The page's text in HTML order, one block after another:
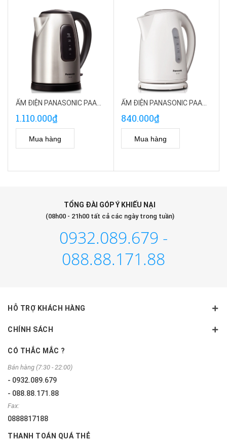
1.110.000₫
Mua hàng
840.000₫
Mua hàng
TỔNG ĐÀI GÓP Ý KHIẾU NẠI
(08h00 - 21h00 tất cả các ngày trong tuần)
0932.089.679 -
088.88.171.88
HỖ TRỢ KHÁCH HÀNG
CHÍNH SÁCH
CÓ THẮC MẮC ?
Bán hàng (7:30 - 22:00)
- 0932.089.679
- 088.88.171.88
Fax:
0888817188
THANH TOÁN QUÁ THẺ